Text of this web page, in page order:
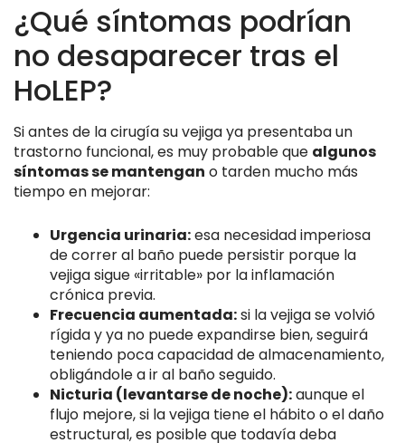
¿Qué síntomas podrían
no desaparecer tras el
HoLEP?
Si antes de la cirugía su vejiga ya presentaba un
trastorno funcional, es muy probable que algunos
síntomas se mantengan o tarden mucho más
tiempo en mejorar:
Urgencia urinaria:esa necesidad imperiosa
de correr al baño puede persistir porque la
vejiga sigue «irritable» por la inflamación
crónica previa.
Frecuencia aumentada:si la vejiga se volvió
rígida y ya no puede expandirse bien, seguirá
teniendo poca capacidad de almacenamiento,
obligándole a ir al baño seguido.
Nicturia (levantarse de noche):aunque el
flujo mejore, si la vejiga tiene el hábito o el daño
estructural, es posible que todavía deba